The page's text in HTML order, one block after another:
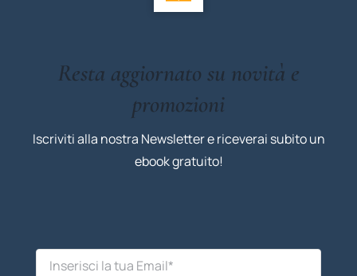
Resta aggiornato su novità e
promozioni
Iscriviti alla nostra Newsletter e riceverai subito un
ebook gratuito!